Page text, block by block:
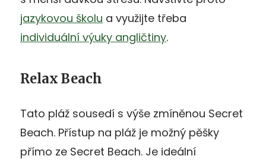
jazykovou školu a využijte třeba
individuální výuky angličtiny.
Relax Beach
Tato pláž sousedí s výše zmíněnou Secret
Beach. Přístup na pláž je možný pěšky
přímo ze Secret Beach. Je ideální